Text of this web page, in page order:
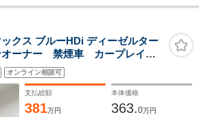
クス ブルーHDi ディーゼルター
ーナー 禁煙車 カープレイ
正AW 取説 保証書 記録簿
ト
オンライン相談可
支払総額
381万円
本体価格
363.0万円